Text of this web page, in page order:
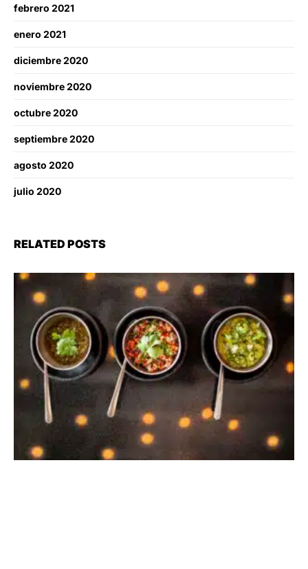
febrero 2021
enero 2021
diciembre 2020
noviembre 2020
octubre 2020
septiembre 2020
agosto 2020
julio 2020
RELATED POSTS